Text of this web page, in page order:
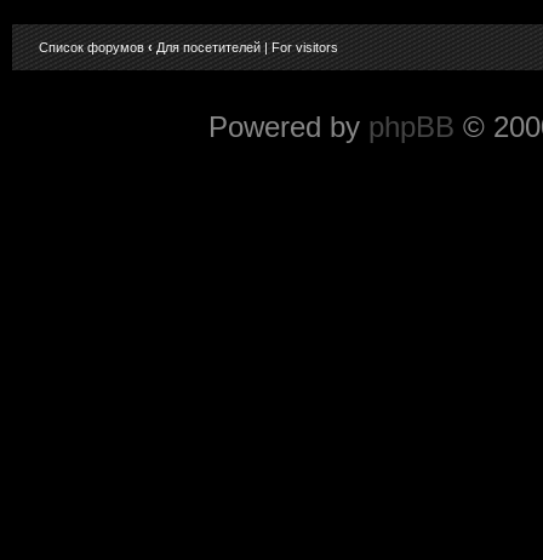
Список форумов ‹ Для посетителей | For visitors
Powered by phpBB ©